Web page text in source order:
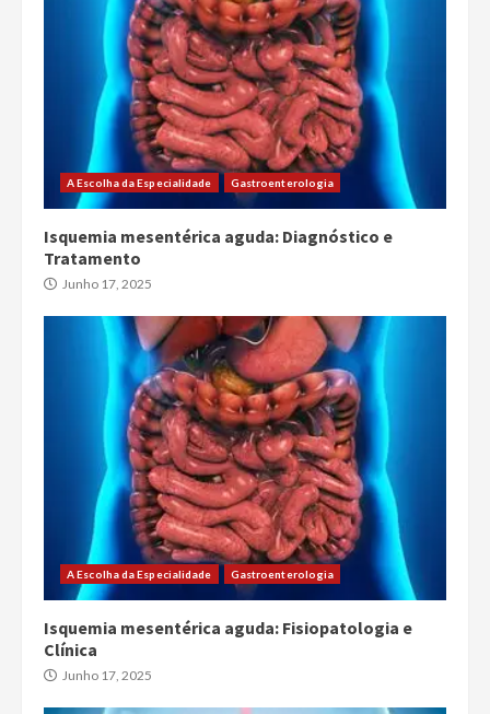
A Escolha da Especialidade Gastroenterologia
Isquemia mesentérica aguda: Diagnóstico e
Tratamento
Junho 17, 2025
A Escolha da Especialidade Gastroenterologia
Isquemia mesentérica aguda: Fisiopatologia e
Clínica
Junho 17, 2025